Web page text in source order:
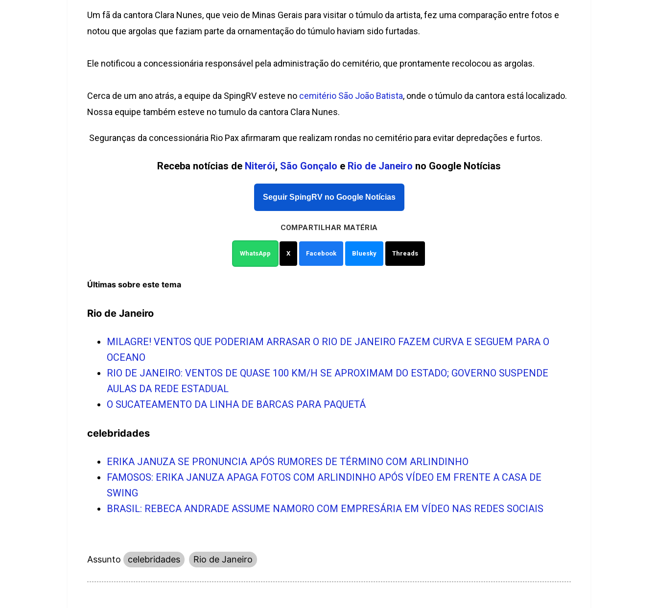
Um fã da cantora Clara Nunes, que veio de Minas Gerais para visitar o túmulo da artista, fez uma comparação entre fotos e
notou que argolas que faziam parte da ornamentação do túmulo haviam sido furtadas.
Ele notificou a concessionária responsável pela administração do cemitério, que prontamente recolocou as argolas.
Cerca de um ano atrás, a equipe da SpingRV esteve no cemitério São João Batista, onde o túmulo da cantora está localizado.
Nossa equipe também esteve no tumulo da cantora Clara Nunes.
Seguranças da concessionária Rio Pax afirmaram que realizam rondas no cemitério para evitar depredações e furtos.
Receba notícias de Niterói, São Gonçalo e Rio de Janeiro no Google Notícias
Seguir SpingRV no Google Notícias
COMPARTILHAR MATÉRIA
WhatsApp X Facebook Bluesky Threads
Últimas sobre este tema
Rio de Janeiro
MILAGRE! VENTOS QUE PODERIAM ARRASAR O RIO DE JANEIRO FAZEM CURVA E SEGUEM PARA O
OCEANO
RIO DE JANEIRO: VENTOS DE QUASE 100 KM/H SE APROXIMAM DO ESTADO; GOVERNO SUSPENDE
AULAS DA REDE ESTADUAL
O SUCATEAMENTO DA LINHA DE BARCAS PARA PAQUETÁ
celebridades
ERIKA JANUZA SE PRONUNCIA APÓS RUMORES DE TÉRMINO COM ARLINDINHO
FAMOSOS: ERIKA JANUZA APAGA FOTOS COM ARLINDINHO APÓS VÍDEO EM FRENTE A CASA DE
SWING
BRASIL: REBECA ANDRADE ASSUME NAMORO COM EMPRESÁRIA EM VÍDEO NAS REDES SOCIAIS
Assunto celebridades Rio de Janeiro